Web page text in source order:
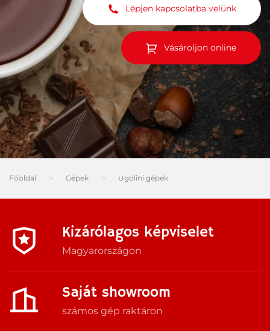
Lépjen kapcsolatba velünk
Vásároljon online
Főoldal Gépek Ugolini gépek
Kizárólagos képviselet
Magyarországon
Saját showroom
számos gép raktáron